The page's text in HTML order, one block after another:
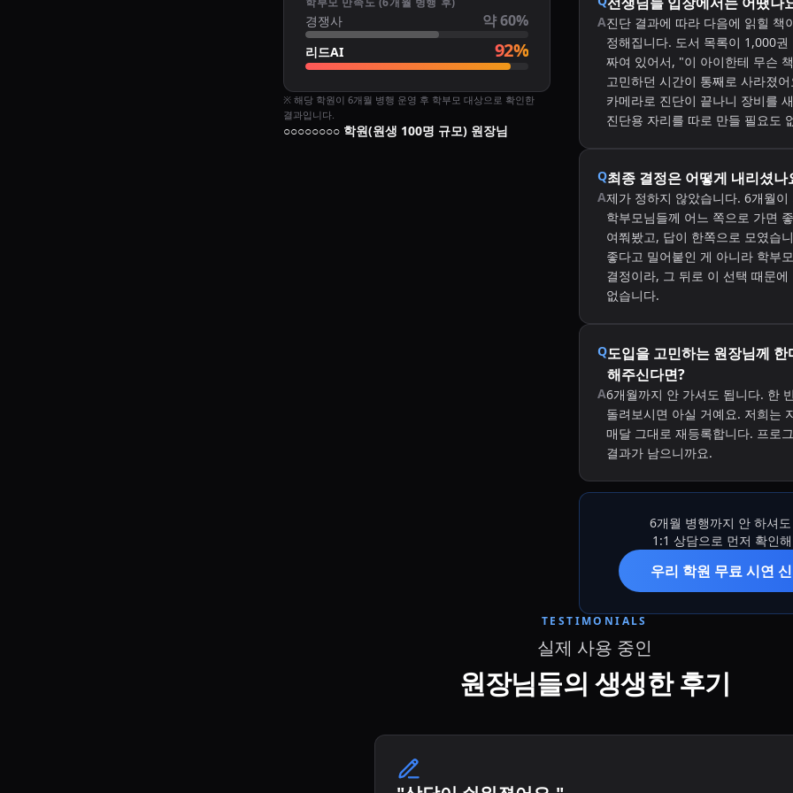
경쟁사 약 60%
리드AI 92%
※ 해당 학원이 6개월 병행 운영 후 학부모 대상으로 확인한
결과입니다.
○○○○○○○○ 학원(원생 100명 규모) 원장님
A진단 결과에 따라 다음에 읽힐 책
정해집니다. 도서 목록이 1,000
짜여 있어서, "이 아이한테 무슨
고민하던 시간이 통째로 사라졌
카메라로 진단이 끝나니 장비를
진단용 자리를 따로 만들 필요도
Q최종 결정은 어떻게 내리셨나
A제가 정하지 않았습니다. 6개월
학부모님들께 어느 쪽으로 가면
여쭤봤고, 답이 한쪽으로 모였습
좋다고 밀어붙인 게 아니라 학부
결정이라, 그 뒤로 이 선택 때문
없습니다.
Q도입을 고민하는 원장님께 한
해주신다면?
A6개월까지 안 가셔도 됩니다. 한
돌려보시면 아실 거예요. 저희는
매달 그대로 재등록합니다. 프로
결과가 남으니까요.
6개월 병행까지 안 하셔
1:1 상담으로 먼저 확인
우리 학원 무료 시연
TESTIMONIALS
실제 사용 중인
원장님들의 생생한 후기